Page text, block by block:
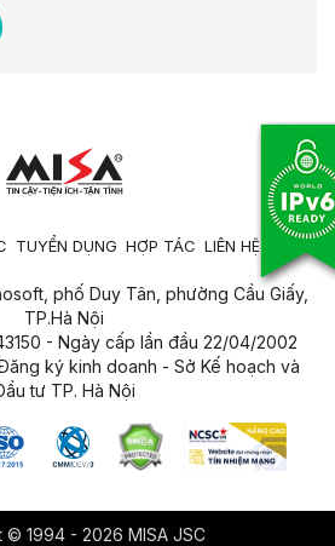
TUYỂN DỤNG HỢP TÁC LIÊN HỆ
phố Duy Tân, phường Cầu Giấy,
TP.Hà Nội
- Ngày cấp lần đầu 22/04/2002
ký kinh doanh - Sở Kế hoạch và
tư TP. Hà Nội
© 1994 - 2026 MISA JSC